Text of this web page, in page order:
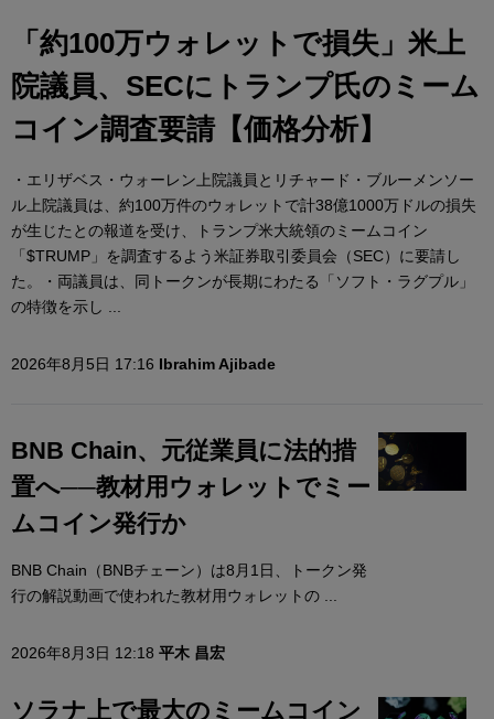
「約100万ウォレットで損失」米上
院議員、SECにトランプ氏のミーム
コイン調査要請【価格分析】
・エリザベス・ウォーレン上院議員とリチャード・ブルーメンソー
ル上院議員は、約100万件のウォレットで計38億1000万ドルの損失
が生じたとの報道を受け、トランプ米大統領のミームコイン
「$TRUMP」を調査するよう米証券取引委員会（SEC）に要請し
た。・両議員は、同トークンが長期にわたる「ソフト・ラグプル」
の特徴を示し ...
2026年8月5日 17:16 Ibrahim Ajibade
BNB Chain、元従業員に法的措
置へ──教材用ウォレットでミー
ムコイン発行か
BNB Chain（BNBチェーン）は8月1日、トークン発
行の解説動画で使われた教材用ウォレットの ...
2026年8月3日 12:18 平木 昌宏
ソラナ上で最大のミームコイン